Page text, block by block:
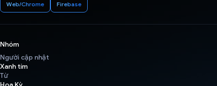
Web/Chrome Firebase
Nhóm
Người cập nhật
Xanh tím
Từ